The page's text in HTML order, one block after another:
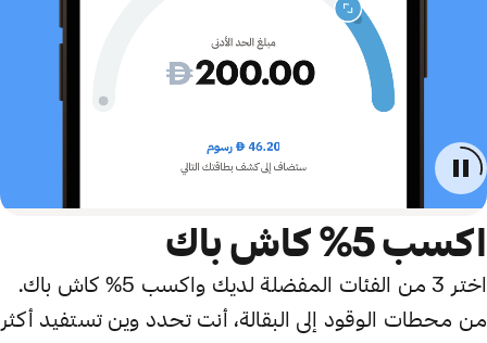
اكسب 5% كاش باك
اختر 3 من الفئات المفضلة لديك واكسب 5% كاش باك.
من محطات الوقود إلى البقالة، أنت تحدد وين تستفيد أكثر